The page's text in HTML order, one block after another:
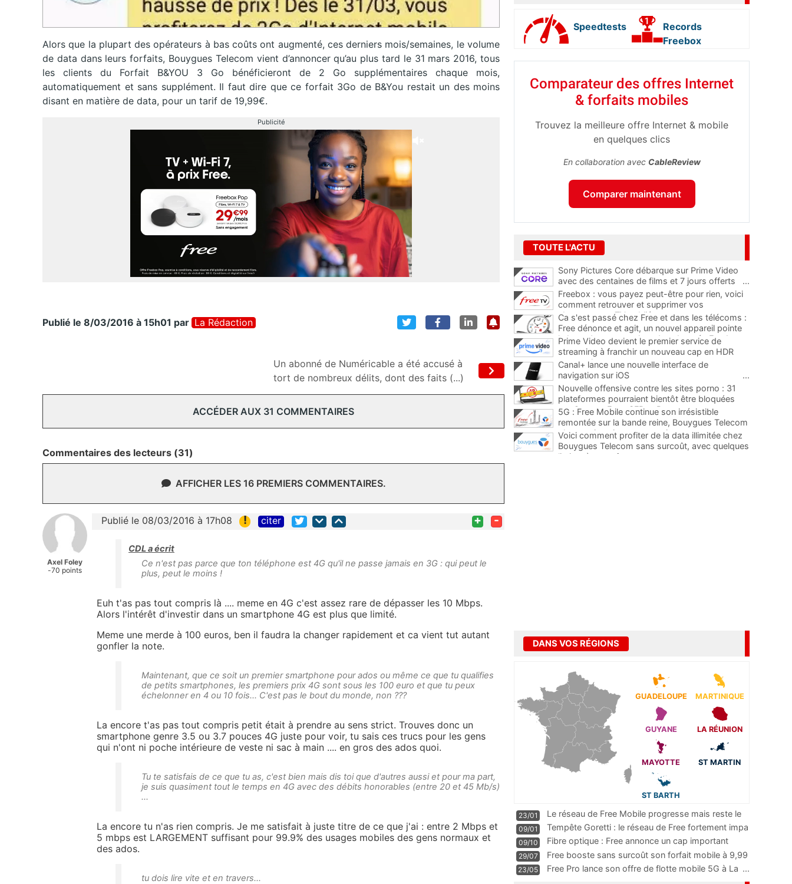
Alors que la plupart des opérateurs à bas coûts ont augmenté, ces derniers mois/semaines, le volume
de data dans leurs forfaits, Bouygues Telecom vient d’annoncer qu’au plus tard le 31 mars 2016, tous
les clients du Forfait B&YOU 3 Go bénéficieront de 2 Go supplémentaires chaque mois,
automatiquement et sans supplément. Il faut dire que ce forfait 3Go de B&You restait un des moins
disant en matière de data, pour un tarif de 19,99€.
Publicité
Publié le 8/03/2016 à 15h01 par La Rédaction
Un abonné de Numéricable a été accusé à
tort de nombreux délits, dont des faits (...)
ACCÉDER AUX 31 COMMENTAIRES
Commentaires des lecteurs (31)
AFFICHER LES 16 PREMIERS COMMENTAIRES.
Axel Foley
-70 points
Publié le 08/03/2016 à 17h08 ! citer + -
CDL a écrit
Ce n'est pas parce que ton téléphone est 4G qu'il ne passe jamais en 3G : qui peut le
plus, peut le moins !
Euh t'as pas tout compris là .... meme en 4G c'est assez rare de dépasser les 10 Mbps.
Alors l'intérêt d'investir dans un smartphone 4G est plus que limité.
Meme une merde à 100 euros, ben il faudra la changer rapidement et ca vient tut autant
gonfler la note.
Maintenant, que ce soit un premier smartphone pour ados ou même ce que tu qualifies
de petits smartphones, les premiers prix 4G sont sous les 100 euro et que tu peux
échelonner en 4 ou 10 fois... C'est pas le bout du monde, non ???
La encore t'as pas tout compris petit était à prendre au sens strict. Trouves donc un
smartphone genre 3.5 ou 3.7 pouces 4G juste pour voir, tu sais ces trucs pour les gens
qui n'ont ni poche intérieure de veste ni sac à main .... en gros des ados quoi.
Tu te satisfais de ce que tu as, c'est bien mais dis toi que d'autres aussi et pour ma part,
je suis quasiment tout le temps en 4G avec des débits honorables (entre 20 et 45 Mb/s)
...
La encore tu n'as rien compris. Je me satisfait à juste titre de ce que j'ai : entre 2 Mbps et
5 mbps est LARGEMENT suffisant pour 99.9% des usages mobiles des gens normaux et
des ados.
tu dois lire vite et en travers...
Speedtests
Records
Freebox
Comparateur des offres Internet
& forfaits mobiles
Trouvez la meilleure offre Internet & mobile
en quelques clics
En collaboration avec CableReview
Comparer maintenant
TOUTE L'ACTU
Sony Pictures Core débarque sur Prime Video
avec des centaines de films et 7 jours offerts
...
Freebox : vous payez peut-être pour rien, voici
comment retrouver et supprimer vos
abonnements TV oubliés
...
Ca s'est passé chez Free et dans les télécoms :
Free dénonce et agit, un nouvel appareil pointe
le bout de son nez chez des abonnés Freebox...
Prime Video devient le premier service de
streaming à franchir un nouveau cap en HDR
avec ce lancement
Canal+ lance une nouvelle interface de
navigation sur iOS
...
Nouvelle offensive contre les sites porno : 31
plateformes pourraient bientôt être bloquées
par Orange, Free, SFR et Bouygues
5G : Free Mobile continue son irrésistible
remontée sur la bande reine, Bouygues Telecom
plus que jamais sous pression
Voici comment profiter de la data illimitée chez
Bouygues Telecom sans surcoût, avec quelques
limites à connaître
DANS VOS RÉGIONS
GUADELOUPE MARTINIQUE
GUYANE LA RÉUNION
MAYOTTE ST MARTIN
ST BARTH
23/01
Le réseau de Free Mobile progresse mais reste le
m
...
09/01
Tempête Goretti : le réseau de Free fortement impa
09/10
Fibre optique : Free annonce un cap important
pass
...
29/07
Free booste sans surcoût son forfait mobile à 9,99
23/05 Free Pro lance son offre de flotte mobile 5G à La ...